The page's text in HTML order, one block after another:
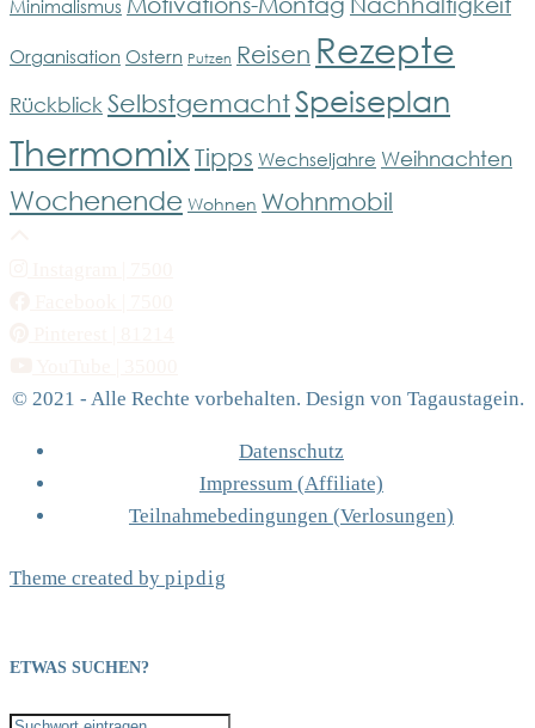
Minimalismus
Organisation Ostern Putzen Reisen Rezepte
Rückblick SelbstgemachtSpeiseplan
Thermomix Tipps Wechseljahre Weihnachten
Wochenende Wohnen Wohnmobil
© 2021 - Alle Rechte vorbehalten. Design von Tagaustagein.
Datenschutz
Impressum (Affiliate)
Teilnahmebedingungen (Verlosungen)
Theme created by pipdig
ETWAS SUCHEN?